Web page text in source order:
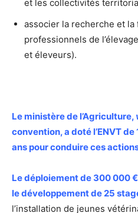
et les collectivités
associer la recherche et
professionnels de
et éleveurs).
Le ministère de l’Agriculture,
convention, a doté l’ENVT de
ans pour conduire ces
Le déploiement de 300 000
le développement de 25
l’installation de jeunes